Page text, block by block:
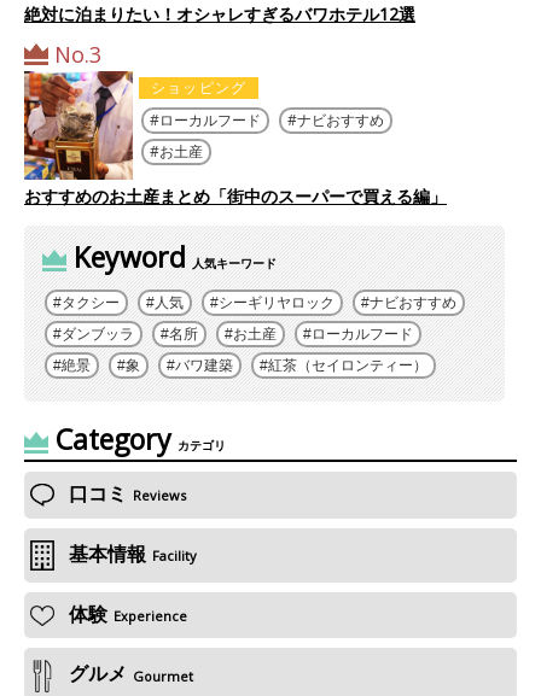
絶対に泊まりたい！オシャレすぎるバワホテル12選
No.3
ショッピング
ローカルフード
ナビおすすめ
お土産
おすすめのお土産まとめ「街中のスーパーで買える編」
Keyword 人気キーワード
タクシー 人気 シーギリヤロック
ナビおすすめ
ダンブッラ
名所 お土産
ローカルフード
絶景
象 バワ建築 紅茶（セイロンティー）
Category カテゴリ
口コミ Reviews
基本情報 Facility
体験 Experience
グルメ Gourmet